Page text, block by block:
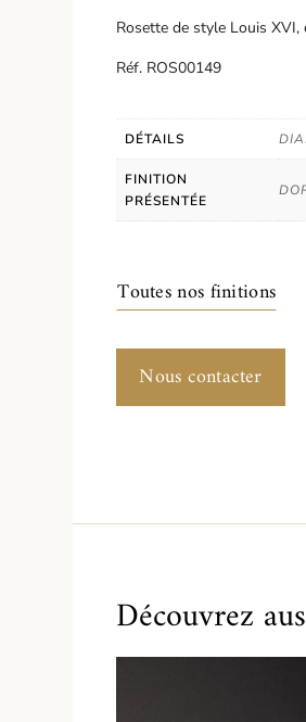
Rosette de style Louis XVI,
Réf. ROS00149
DÉTAILS
FINITION
PRÉSENTÉE
Toutes nos finitions
Nous contacter
Découvrez